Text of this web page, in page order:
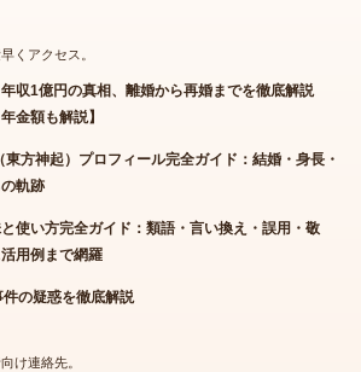
くアクセス。
収1億円の真相、離婚から再婚までを徹底解説
金額も解説】
東方神起）プロフィール完全ガイド：結婚・身長・
軌跡
使い方完全ガイド：類語・言い換え・誤用・敬
用例まで網羅
の疑惑を徹底解説
け連絡先。